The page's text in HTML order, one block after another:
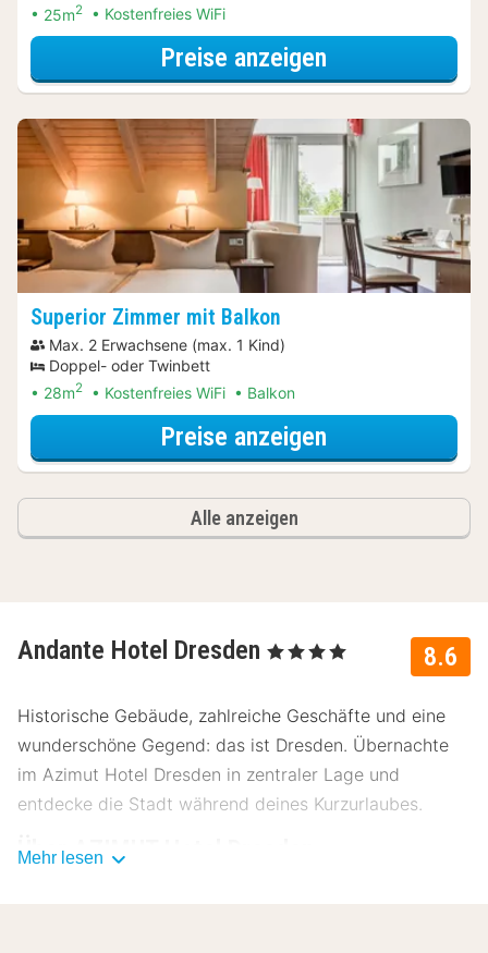
25m2 Kostenfreies WiFi
Preise anzeigen
Superior Zimmer mit Balkon
Max. 2 Erwachsene (max. 1 Kind)
Doppel- oder Twinbett
28m2 Kostenfreies WiFi Balkon
Preise anzeigen
Alle anzeigen
8.6
Andante Hotel Dresden , 4 Sterne
Historische Gebäude, zahlreiche Geschäfte und eine
wunderschöne Gegend: das ist Dresden. Übernachte
im Azimut Hotel Dresden in zentraler Lage und
entdecke die Stadt während deines Kurzurlaubes.
Über AZIMUT Hotel Dresden
Mehr lesen